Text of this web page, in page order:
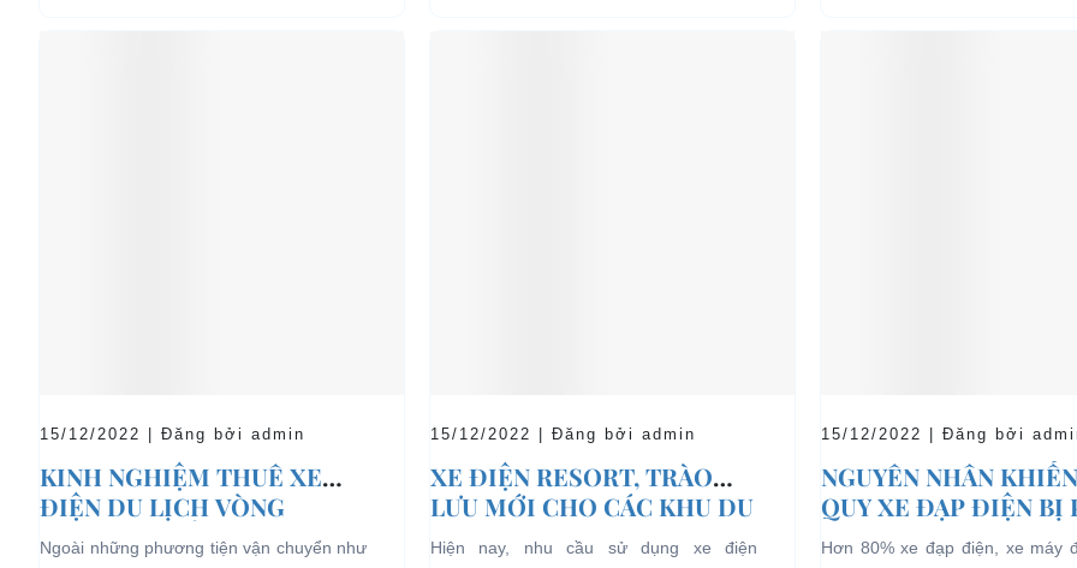
15/12/2022 | Đăng bởi admin
KINH NGHIỆM THUÊ XE
ĐIỆN DU LỊCH VÒNG
QUANH ĐÀ NẴNG
Ngoài những phương tiện vận chuyển như
15/12/2022 | Đăng bởi admin
XE ĐIỆN RESORT, TRÀO
LƯU MỚI CHO CÁC KHU DU
LỊCH NGHĨ DƯỠNG.
Hiện nay, nhu cầu sử dụng xe điện
15/12/2022 | Đăng bởi
NGUYÊN NHÂN
QUY XE ĐẠP ĐIỆN BỊ
Hơn 80% xe đạp điện, xe máy